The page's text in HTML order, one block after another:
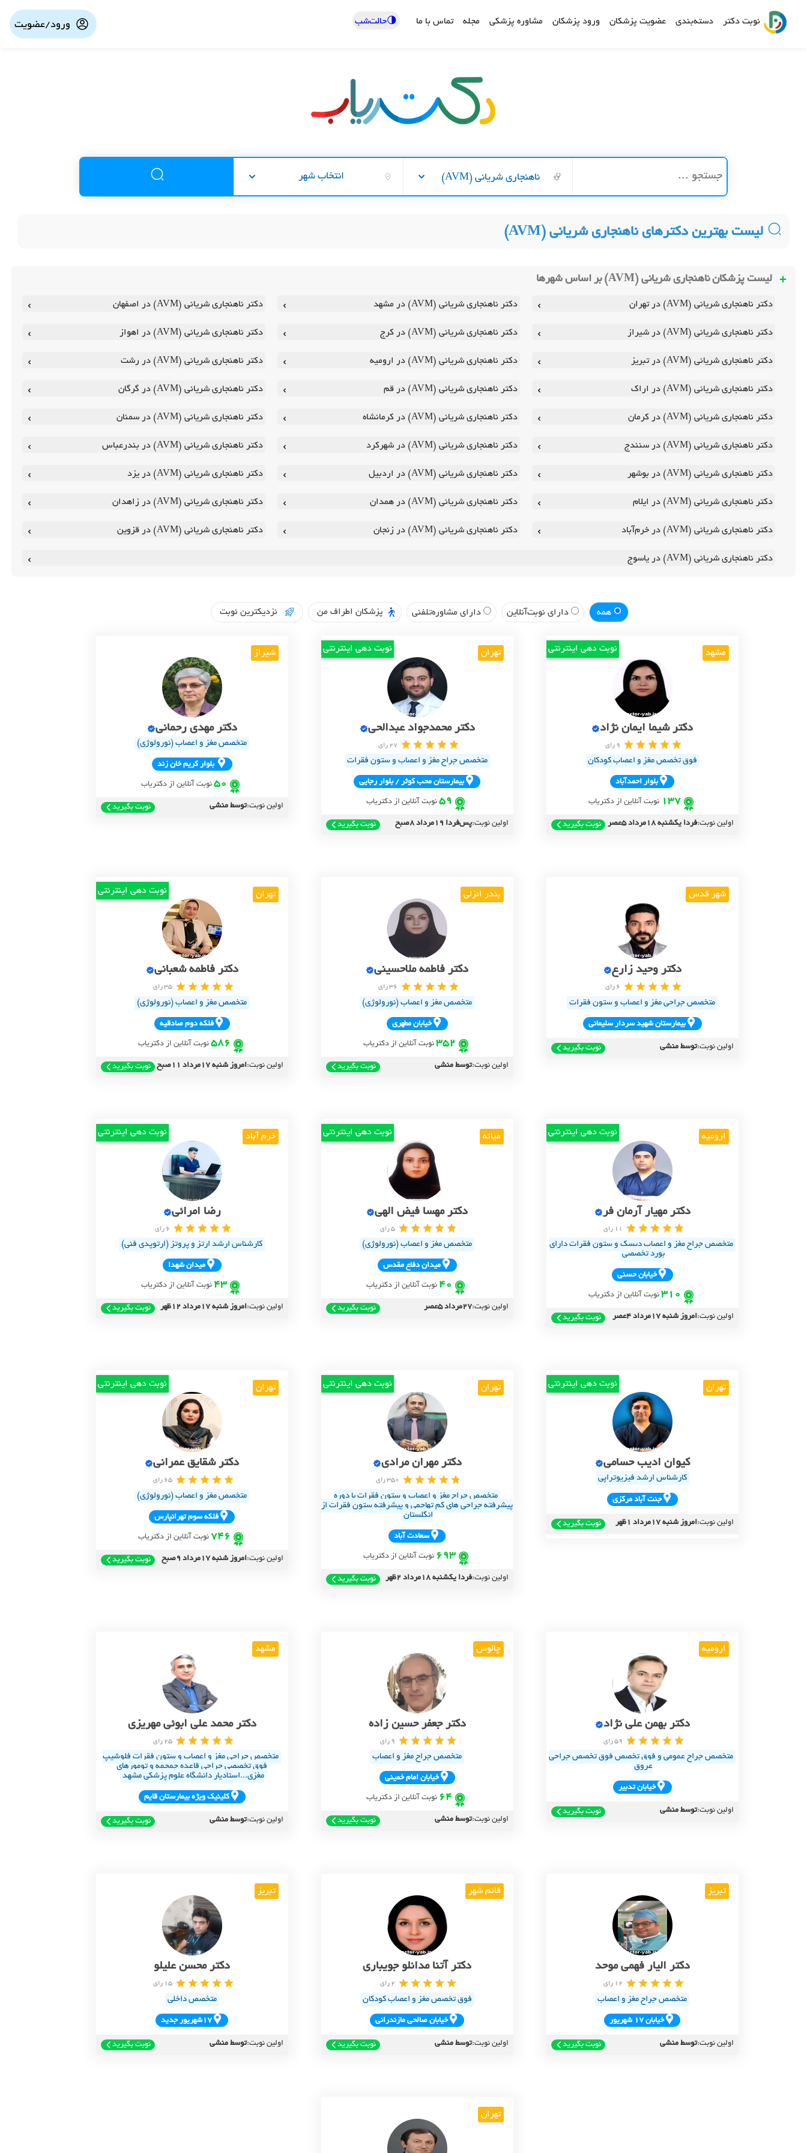
نوبت دکتر دسته‌بندی عضویت پزشکان ورود پزشکان مشاوره پزشکی مجله تماس با ما 🌗حالت‌شب ورود/عضویت
ناهنجاری شریانی (AVM) انتخاب شهر
لیست بهترین دکترهای ناهنجاری شریانی (AVM)
لیست پزشکان ناهنجاری شریانی (AVM) بر اساس شهرها
دکتر ناهنجاری شریانی (AVM) در تهران دکتر ناهنجاری شریانی (AVM) در مشهد دکتر ناهنجاری شریانی (AVM) در اصفهان
دکتر ناهنجاری شریانی (AVM) در شیراز دکتر ناهنجاری شریانی (AVM) در کرج دکتر ناهنجاری شریانی (AVM) در اهواز
دکتر ناهنجاری شریانی (AVM) در تبریز دکتر ناهنجاری شریانی (AVM) در ارومیه دکتر ناهنجاری شریانی (AVM) در رشت
دکتر ناهنجاری شریانی (AVM) در اراک دکتر ناهنجاری شریانی (AVM) در قم دکتر ناهنجاری شریانی (AVM) در گرگان
دکتر ناهنجاری شریانی (AVM) در کرمان دکتر ناهنجاری شریانی (AVM) در کرمانشاه دکتر ناهنجاری شریانی (AVM) در سمنان
دکتر ناهنجاری شریانی (AVM) در سنندج دکتر ناهنجاری شریانی (AVM) در شهرکرد دکتر ناهنجاری شریانی (AVM) در بندرعباس
دکتر ناهنجاری شریانی (AVM) در بوشهر دکتر ناهنجاری شریانی (AVM) در اردبیل دکتر ناهنجاری شریانی (AVM) در یزد
دکتر ناهنجاری شریانی (AVM) در ایلام دکتر ناهنجاری شریانی (AVM) در همدان دکتر ناهنجاری شریانی (AVM) در زاهدان
دکتر ناهنجاری شریانی (AVM) در خرم‌آباد دکتر ناهنجاری شریانی (AVM) در زنجان دکتر ناهنجاری شریانی (AVM) در قزوین
دکتر ناهنجاری شریانی (AVM) در یاسوج
همه دارای نوبت‌آنلاین دارای مشاوره‌تلفنی پزشکان اطراف من نزدیکترین نوبت
مشهد نوبت دهی اینترنتی
دکتر شیما ایمان نژاد
9 رای
فوق تخصص مغز و اعصاب کودکان
بلوار احمدآباد
137 نوبت آنلاین از دکتریاب
اولین نوبت:فردا یکشنبه 18مرداد 5عصر نوبت بگیرید
تهران نوبت دهی اینترنتی
دکتر محمدجواد عبدالحی
27 رای
متخصص جراح مغز و اعصاب و ستون فقرات
بيمارستان محب کوثر / بلوار رجايي
59 نوبت آنلاین از دکتریاب
اولین نوبت:پس‌فردا 19مرداد 8صبح نوبت بگیرید
شیراز
دکتر مهدی رحمانی
متخصص مغز و اعصاب (نورولوژی)
بلوار کريم خان زند
50 نوبت آنلاین از دکتریاب
اولین نوبت:توسط منشی نوبت بگیرید
شهر قدس
دکتر وحید زارع
6 رای
متخصص جراحی مغز و اعصاب و ستون فقرات
بيمارستان شهيد سردار سليماني
اولین نوبت:توسط منشی نوبت بگیرید
بندر انزلی
دکتر فاطمه ملاحسینی
36 رای
متخصص مغز و اعصاب (نورولوژی)
خيابان مطهري
352 نوبت آنلاین از دکتریاب
اولین نوبت:توسط منشی نوبت بگیرید
تهران نوبت دهی اینترنتی
دکتر فاطمه شعبانی
35 رای
متخصص مغز و اعصاب (نورولوژی)
فلکه دوم صادقيه
586 نوبت آنلاین از دکتریاب
اولین نوبت:امروز شنبه 17مرداد 11صبح نوبت بگیرید
ارومیه نوبت دهی اینترنتی
دکتر مهیار آرمان فر
11 رای
متخصص جراح مغز و اعصاب دیسک و ستون فقرات دارای
بورد تخصصی
خيابان حسني
310 نوبت آنلاین از دکتریاب
اولین نوبت:امروز شنبه 17مرداد 4عصر نوبت بگیرید
میانه نوبت دهی اینترنتی
دکتر مهسا فیض الهی
5 رای
متخصص مغز و اعصاب (نورولوژی)
ميدان دفاع مقدس
40 نوبت آنلاین از دکتریاب
اولین نوبت:27مرداد 5عصر نوبت بگیرید
خرم آباد نوبت دهی اینترنتی
رضا امرائی
6 رای
کارشناس ارشد ارتز و پروتز (ارتوپدی فنی)
ميدان شهدا
43 نوبت آنلاین از دکتریاب
اولین نوبت:امروز شنبه 17مرداد 12ظهر نوبت بگیرید
تهران نوبت دهی اینترنتی
کیوان ادیب حسامی
کارشناس ارشد فیزیوتراپی
جنت آباد مرکزي
اولین نوبت:امروز شنبه 17مرداد 1ظهر نوبت بگیرید
تهران نوبت دهی اینترنتی
دکتر مهران مرادی
350 رای
متخصص جراح مغز و اعصاب و ستون فقرات با دوره
پیشرفته جراحی های کم تهاجمی و پیشرفته ستون فقرات از
انگلستان
سعادت آباد
693 نوبت آنلاین از دکتریاب
اولین نوبت:فردا یکشنبه 18مرداد 2ظهر نوبت بگیرید
تهران نوبت دهی اینترنتی
دکتر شقایق عمرانی
65 رای
متخصص مغز و اعصاب (نورولوژی)
فلکه سوم تهرانپارس
746 نوبت آنلاین از دکتریاب
اولین نوبت:امروز شنبه 17مرداد 9صبح نوبت بگیرید
ارومیه
دکتر بهمن علی نژاد
59 رای
متخصص جراح عمومی و فوق تخصص فوق تخصص جراحی
عروق
خيابان تدبير
اولین نوبت:توسط منشی نوبت بگیرید
چالوس
دکتر جعفر حسین زاده
9 رای
متخصص جراح مغز و اعصاب
خيابان امام خميني
64 نوبت آنلاین از دکتریاب
اولین نوبت:توسط منشی نوبت بگیرید
مشهد
دکتر محمد علی ابوئی مهریزی
25 رای
متخصص جراحی مغز و اعصاب و ستون فقرات فلوشیپ
فوق تخصصی جراحی قاعده جمجمه و تومورهای
مغزی...استادیار دانشگاه علوم پزشکی مشهد
کلينيک ويژه بيمارستان قايم
اولین نوبت:توسط منشی نوبت بگیرید
تبریز
دکتر الیار فهمی موحد
12 رای
متخصص جراح مغز و اعصاب
خيابان 17 شهريور
اولین نوبت:توسط منشی نوبت بگیرید
قائم شهر
دکتر آتنا مدانلو جویباری
2 رای
فوق تخصص مغز و اعصاب کودکان
خيابان صالحي مازندراني
اولین نوبت:توسط منشی نوبت بگیرید
تبریز
دکتر محسن علیلو
15 رای
متخصص داخلی
17شهريور جديد
اولین نوبت:توسط منشی نوبت بگیرید
تهران